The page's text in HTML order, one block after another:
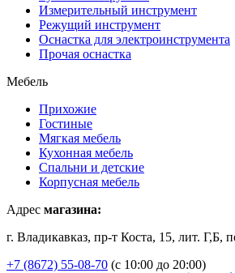
Измерительный инструмент
Режущий инструмент
Оснастка для электроинструмента
Прочая оснастка
Мебель
Прихожие
Гостиные
Мягкая мебель
Кухонная мебель
Спальни и детские
Корпусная мебель
Адрес магазина:
г. Владикавказ, пр-т Коста, 15, лит. Г,Б,
+7 (8672) 55-08-70 (с 10:00 до 20:00)